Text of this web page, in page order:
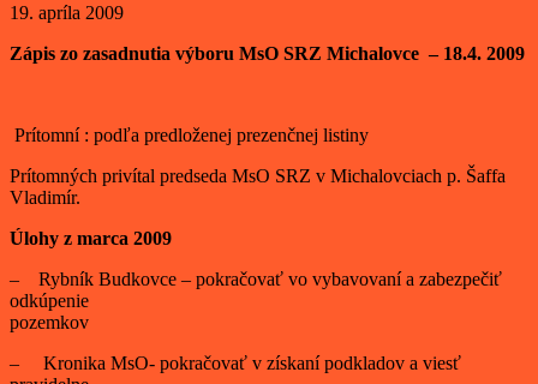
19. apríla 2009
Zápis zo zasadnutia výboru MsO SRZ Michalovce – 18.4. 2009
Prítomní : podľa predloženej prezenčnej listiny
Prítomných privítal predseda MsO SRZ v Michalovciach p. Šaffa
Vladimír.
Úlohy z marca 2009
– Rybník Budkovce – pokračovať vo vybavovaní a zabezpečiť
odkúpenie
pozemkov
– Kronika MsO- pokračovať v získaní podkladov a viesť